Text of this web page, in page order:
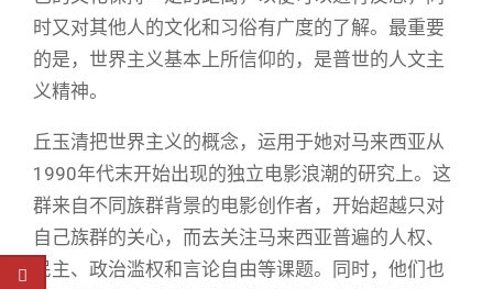
时又对其他人的文化和习俗有广度的了解。最重要
的是，世界主义基本上所信仰的，是普世的人文主
义精神。
丘玉清把世界主义的概念，运用于她对马来西亚从
1990年代末开始出现的独立电影浪潮的研究上。这
群来自不同族群背景的电影创作者，开始超越只对
自己族群的关心，而去关注马来西亚普遍的人权、
民主、政治滥权和言论自由等课题。同时，他们也